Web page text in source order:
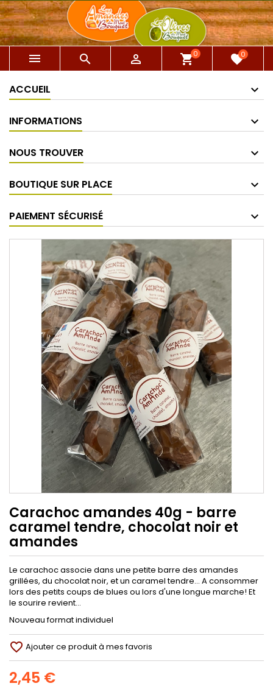
   shopping_cart0 favorite
0
ACCUEIL
INFORMATIONS
NOUS TROUVER
BOUTIQUE SUR PLACE
PAIEMENT SÉCURISÉ
Carachoc amandes 40g - barre
caramel tendre, chocolat noir et
amandes
Le carachoc associe dans une petite barre des amandes
grillées, du chocolat noir, et un caramel tendre… A consommer
lors des petits coups de blues ou lors d'une longue marche! Et
le sourire revient…
Nouveau format individuel
favorite_border Ajouter ce produit à mes favoris
2,45 €